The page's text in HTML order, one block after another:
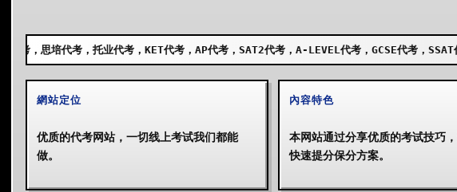
，托业代考，KET代考，AP代考，SAT2代考，A-LEVEL代考，GCSE代考，SSAT代考，
網站定位
优质的代考网站，一切线上考试我们都能
做。
內容特色
本网站通过分享优质的考试技巧
快速提分保分方案。